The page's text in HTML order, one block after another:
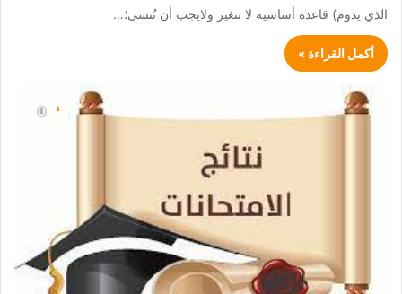
الذي يدوم) قاعدة أساسية لا تتغير ولايجب أن تُنسى؛…
أكمل القراءة »